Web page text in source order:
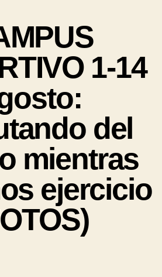
1-14
del
mientras
ejercicio